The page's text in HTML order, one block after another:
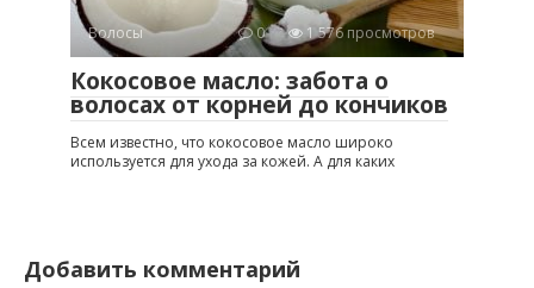
Волосы 0 1 576 просмотров
Кокосовое масло: забота о
волосах от корней до кончиков
Всем известно, что кокосовое масло широко
используется для ухода за кожей. А для каких
Добавить комментарий